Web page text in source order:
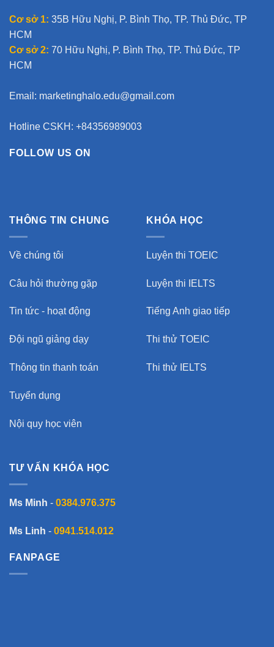
Cơ sở 1: 35B Hữu Nghị, P. Bình Thọ, TP. Thủ Đức, TP
HCM
Cơ sở 2: 70 Hữu Nghị, P. Bình Thọ, TP. Thủ Đức, TP
HCM
Email: marketinghalo.edu@gmail.com
Hotline CSKH: +84356989003
FOLLOW US ON
THÔNG TIN CHUNG
Về chúng tôi
Câu hỏi thường gặp
Tin tức - hoạt động
Đội ngũ giảng dạy
Thông tin thanh toán
Tuyển dụng
Nội quy học viên
KHÓA HỌC
Luyện thi TOEIC
Luyện thi IELTS
Tiếng Anh giao tiếp
Thi thử TOEIC
Thi thử IELTS
TƯ VẤN KHÓA HỌC
Ms Minh - 0384.976.375
Ms Linh - 0941.514.012
FANPAGE